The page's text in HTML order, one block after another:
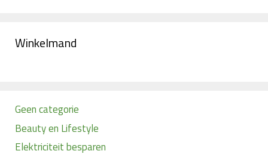
Winkelmand
Geen categorie
Beauty en Lifestyle
Elektriciteit besparen